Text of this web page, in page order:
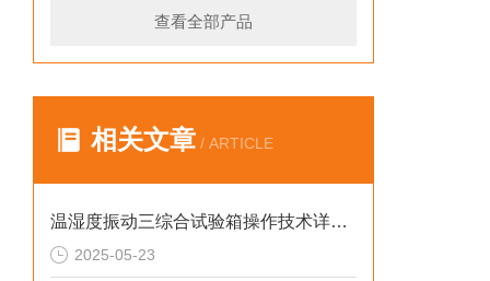
查看全部产品
相关文章 / ARTICLE
温湿度振动三综合试验箱操作技术详解与应用指导
2025-05-23